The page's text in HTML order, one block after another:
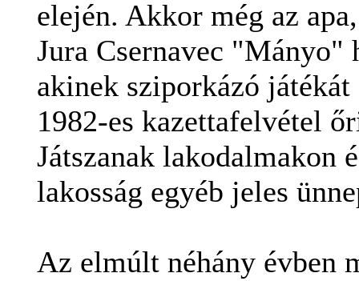
elején. Akkor még az
Jura Csernavec "Mányo"
akinek sziporkázó játékát
1982-es kazettafelvétel
Játszanak lakodalmakon
lakosság egyéb jeles
Az elmúlt néhány évben